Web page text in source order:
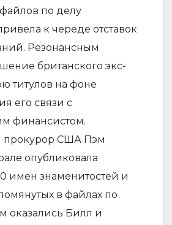
по делу
к череде отставок
Резонансным
британского экс-
титулов на фоне
его связи с
финансистом.
прокурор США Пэм
опубликовала
имен знаменитостей и
в файлах по
оказались Билл и